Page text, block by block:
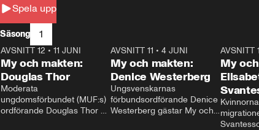
Spela upp
Säsong 1
26:27
AVSNITT 12 • 11 JUNI
My och makten:
Douglas Thor
Moderata
ungdomsförbundet (MUF:s)
ordförande Douglas Thor
23:40
AVSNITT 11 •4 JUNI
My och makten:
Denice Westerberg
Ungsvenskarnas
förbundsordförande Denice
Westerberg gästar My och
AVSNITT
My